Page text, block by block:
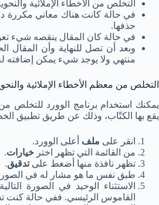
التخلص من الأخطاء الإملائية
في حالة كانت هناك معاني مكررة
حذفها.
في حالة كان المقال ينقصه شيء
وبعد أن تصل للنهاية وأن
منتهي ولا يوجد شيء يمكن إضافته
التخلص من معظم الأخطاء الإملائية
يمكنك استخدام برنامج الوورد للتخلص من
يقع بها الكتّاب، وذلك عن طريق تطبيق
انقر على ملف أعلى الوورد.
من القائمة التي تظهر اختر خيارات.
تظهر نافذة منها أضغط علىتدقيق.
طبق نفس ما هو مشار له في الصورة
الاستثناء الوحيد في الصورة
القاموس الرئيسي. ففي حالة كنت